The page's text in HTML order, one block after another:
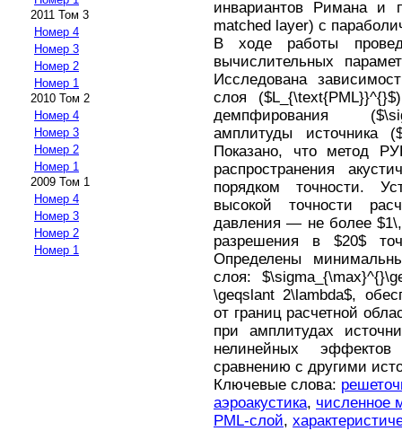
2011 Том 3
Номер 4
Номер 3
Номер 2
Номер 1
2010 Том 2
Номер 4
Номер 3
Номер 2
Номер 1
2009 Том 1
Номер 4
Номер 3
Номер 2
Номер 1
инвариантов Римана и
matched layer) с
В ходе работы
вычислительных
Исследована
слоя
демпфирования
амплитуды источника
Показано, что метод
распространения
порядком точности.
высокой точности
давления — не более
разрешения в $20$
Определены
слоя:
\geqslant 2\lambda$,
от границ расчетной
при амплитудах
нелинейных
сравнению с другими
Ключевые слова:
аэроакустика, численное
PML-слой,